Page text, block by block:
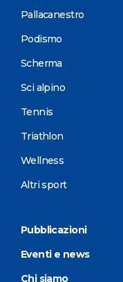
Pallacanestro
Podismo
Scherma
Sci alpino
Tennis
Triathlon
Wellness
Altri sport
Pubblicazioni
Eventi e news
Chi siamo